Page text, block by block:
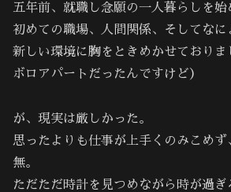
五年前、就職し念願の一人暮らしを始
初めての職場、人間関係、そしてなに
新しい環境に胸をときめかせておりま
ボロアパートだったんですけど）
が、現実は厳しかった。
思ったよりも仕事が上手くのみこめ
無。
ただただ時計を見つめながら時が過ぎ